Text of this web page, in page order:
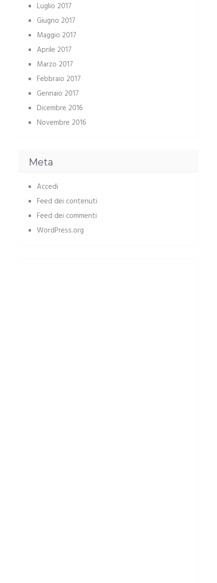
Luglio 2017
Giugno 2017
Maggio 2017
Aprile 2017
Marzo 2017
Febbraio 2017
Gennaio 2017
Dicembre 2016
Novembre 2016
Meta
Accedi
Feed dei contenuti
Feed dei commenti
WordPress.org